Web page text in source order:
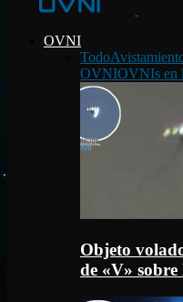
OVNI
Todo
OVNIOVNIs en
Objeto
de «V» sobre